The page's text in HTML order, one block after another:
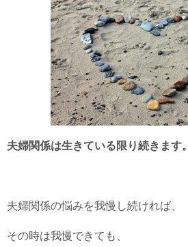
夫婦関係は生きている限り続きます。
夫婦関係の悩みを我慢し続ければ、
その時は我慢できても、